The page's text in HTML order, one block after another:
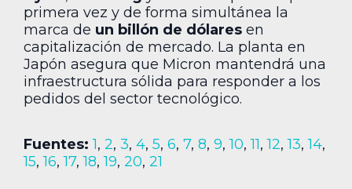
primera vez y de forma simultánea la
marca de un billón de dólares en
capitalización de mercado. La planta en
Japón asegura que Micron mantendrá una
infraestructura sólida para responder a los
pedidos del sector tecnológico.
Fuentes: 1, 2, 3, 4, 5, 6, 7, 8, 9,10,11,12,13,14,
15,16,17,18,19, 20, 21